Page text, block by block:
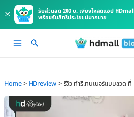
×
รับส่วนลด 200 บ. เพียงโหลดแอป
พร้อมรับสิทธิประโยชน์มากมาย
Main
Home HDreview รีวิว ทำรีเทนเนอร์แบบลวด